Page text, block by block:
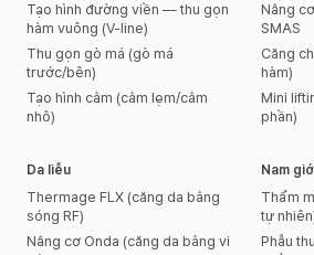
Tạo hình đường viền — thu gọn
hàm vuông (V-line)
Thu gọn gò má (gò má
trước/bên)
Tạo hình cằm (cằm lẹm/cằm
nhô)
Nâng
SMAS
Căng
hàm)
Mini
phần)
Da liễu
Thermage FLX (căng da bằng
sóng RF)
Nâng cơ Onda (căng da bằng vi
Nam
Thẩm
tự
Phẫu